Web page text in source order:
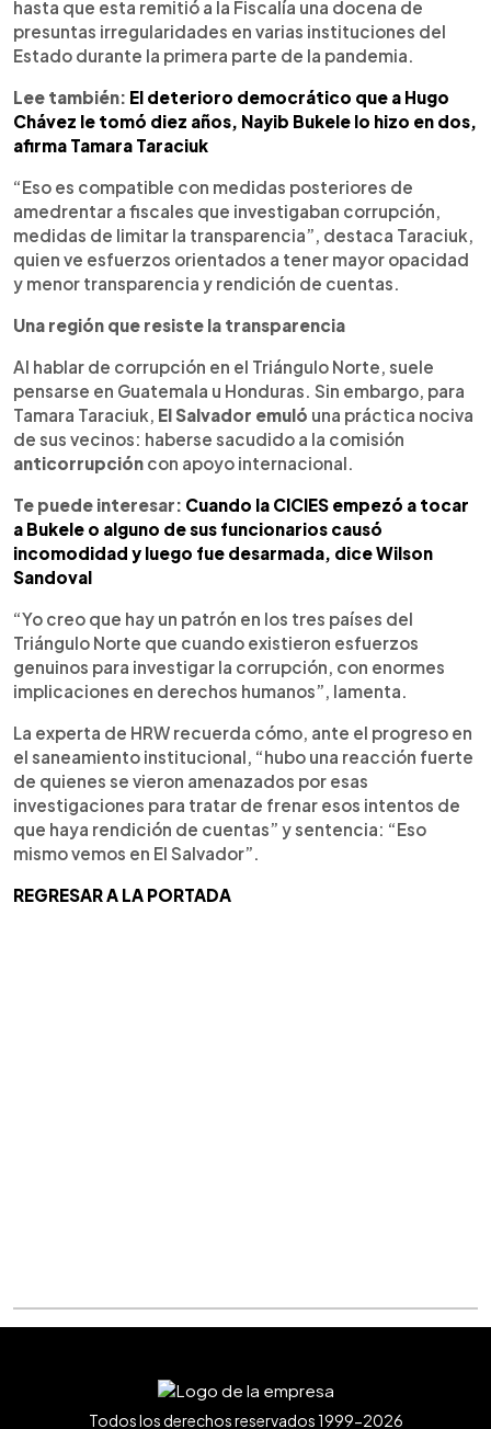
hasta que esta remitió a la Fiscalía una docena de
presuntas irregularidades en varias instituciones del
Estado durante la primera parte de la pandemia.
Lee también: El deterioro democrático que a Hugo
Chávez le tomó diez años, Nayib Bukele lo hizo en dos,
afirma Tamara Taraciuk
“Eso es compatible con medidas posteriores de
amedrentar a fiscales que investigaban corrupción,
medidas de limitar la transparencia”, destaca Taraciuk,
quien ve esfuerzos orientados a tener mayor opacidad
y menor transparencia y rendición de cuentas.
Una región que resiste la transparencia
Al hablar de corrupción en el Triángulo Norte, suele
pensarse en Guatemala u Honduras. Sin embargo, para
Tamara Taraciuk, El Salvador emuló una práctica nociva
de sus vecinos: haberse sacudido a la comisión
anticorrupción con apoyo internacional.
Te puede interesar: Cuando la CICIES empezó a tocar
a Bukele o alguno de sus funcionarios causó
incomodidad y luego fue desarmada, dice Wilson
Sandoval
“Yo creo que hay un patrón en los tres países del
Triángulo Norte que cuando existieron esfuerzos
genuinos para investigar la corrupción, con enormes
implicaciones en derechos humanos”, lamenta.
La experta de HRW recuerda cómo, ante el progreso en
el saneamiento institucional, “hubo una reacción fuerte
de quienes se vieron amenazados por esas
investigaciones para tratar de frenar esos intentos de
que haya rendición de cuentas” y sentencia: “Eso
mismo vemos en El Salvador”.
REGRESAR A LA PORTADA
Todos los derechos reservados 1999-2026